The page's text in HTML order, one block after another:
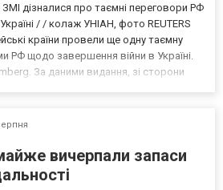
ЗМІ дізналися про таємні переговори РФ
/ / колаж УНІАН, фото REUTERS
країни провели ще одну таємну
РФ щодо завершення війни в Україні.
За даними видання, зі сторони
вичерпали запаси